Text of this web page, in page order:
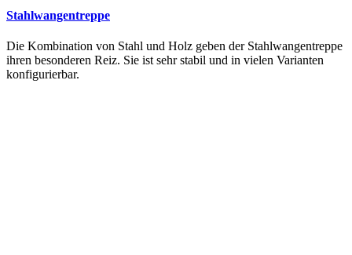
Stahlwangentreppe
Die Kombination von Stahl und Holz geben der Stahlwangentreppe
ihren besonderen Reiz. Sie ist sehr stabil und in vielen Varianten
konfigurierbar.